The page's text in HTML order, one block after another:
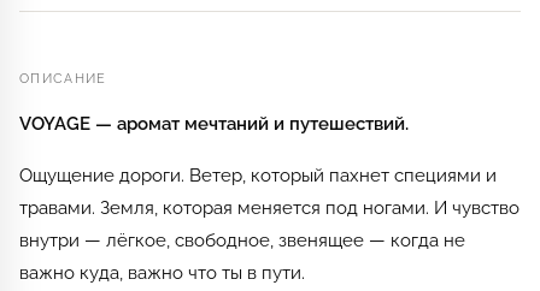
ОПИСАНИЕ
VOYAGE — аромат мечтаний и путешествий.
Ощущение дороги. Ветер, который пахнет специями и
травами. Земля, которая меняется под ногами. И чувство
внутри — лёгкое, свободное, звенящее — когда не
важно куда, важно что ты в пути.